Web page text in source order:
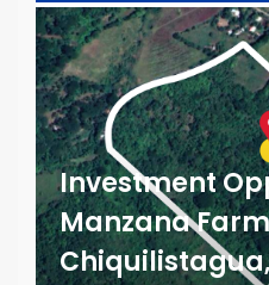
Investment
Manzana